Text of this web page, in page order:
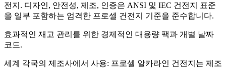
전지. 디자인, 안전성, 제조, 인증은 ANSI 및 IEC 건전지 표준
을 일부 포함하는 엄격한 프로셀 건전지 기준을 준수합니다.
효과적인 재고 관리를 위한 경제적인 대용량 팩과 개별 날짜
코드.
세계 각국의 제조사에서 사용: 프로셀 알카라인 건전지는 제조